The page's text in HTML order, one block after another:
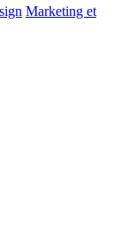
Marketing et